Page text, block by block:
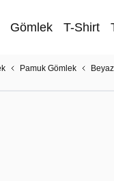
Gömlek T-Shirt
Pamuk Gömlek